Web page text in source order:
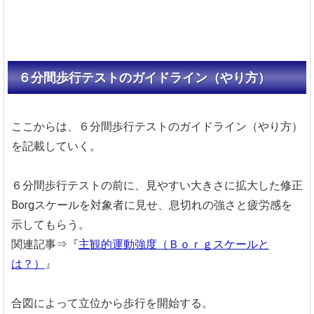
６分間歩行テストのガイドライン（やり方）
ここからは、６分間歩行テストのガイドライン（やり方）
を記載していく。
６分間歩行テストの前に、見やすい大きさに拡大した修正
Borgスケールを対象者に見せ、息切れの強さと疲労感を
示してもらう。
関連記事⇒『主観的運動強度（Ｂｏｒｇスケールと
は？）
』
合図によって立位から歩行を開始する。